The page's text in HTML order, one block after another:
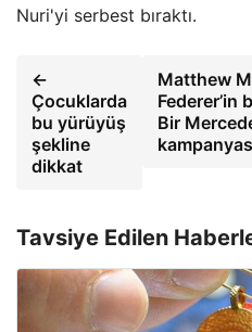
Nuri'yi serbest bıraktı.
←
Çocuklarda
bu yürüyüş
şekline
dikkat
Matthew
Federer’in
Bir
Tavsiye Edilen